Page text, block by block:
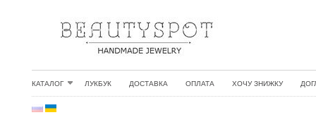
КАТАЛОГ ЛУКБУК ДОСТАВКА ОПЛАТА ХОЧУ ЗНИЖКУ